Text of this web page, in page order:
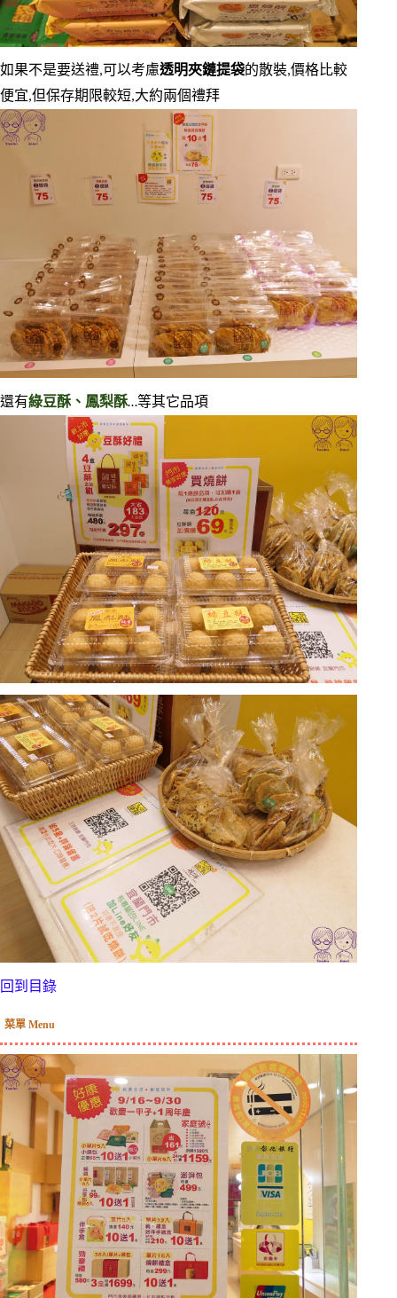
如果不是要送禮,可以考慮透明夾鏈提袋的散裝,價格比較
便宜,但保存期限較短,大約兩個禮拜
還有綠豆酥、鳳梨酥…等其它品項
回到目錄
菜單 Menu